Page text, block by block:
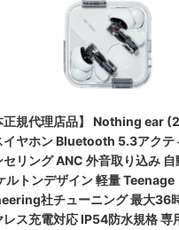
正規代理店品】 Nothing ear
イヤホン Bluetooth 5.3アクテ
セリング ANC 外音取り込み
ルトンデザイン 軽量 Teenage
社チューニング 最大36
レス充電対応 IP54防水規格 専